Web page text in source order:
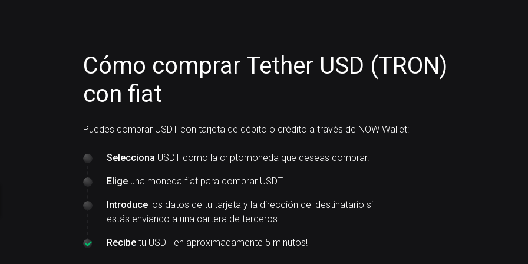
Cómo comprar Tether USD (TRON)
con fiat
Puedes comprar USDT con tarjeta de débito o crédito a través de NOW Wallet:
Selecciona USDT como la criptomoneda que deseas comprar.
Eligeuna moneda fiat para comprar USDT.
Introducelos datos de tu tarjeta y la dirección del destinatario si
estás enviando a una cartera de terceros.
Recibetu USDT en aproximadamente 5 minutos!